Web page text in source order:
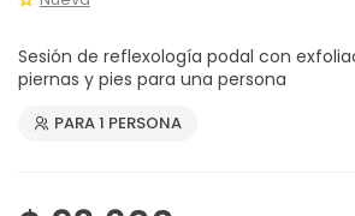
Sesión de reflexología podal con
piernas y pies para una persona
PARA 1 PERSONA